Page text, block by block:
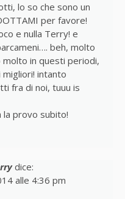
lo so che sono un
per favore!
e nulla Terry! e
beh, molto
molto in questi periodi,
intanto
fra di noi, tuuu is
provo subito!
dice:
alle 4:36 pm